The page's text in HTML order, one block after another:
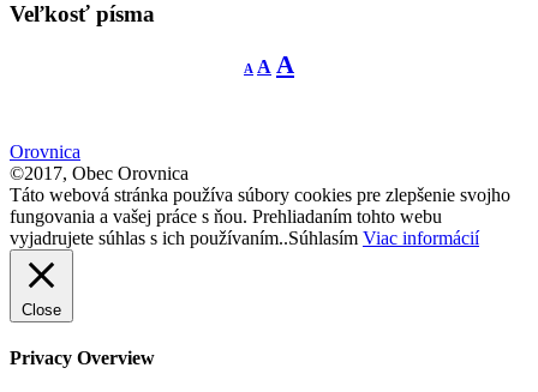
Veľkosť písma
A
Decrease
font
A Reset
font
A
Orovnica
©2017, Obec Orovnica
Táto webová stránka používa súbory cookies pre zlepšenie svojho
fungovania a vašej práce s ňou. Prehliadaním tohto webu
vyjadrujete súhlas s ich používaním..Súhlasím Viac informácií
Close
Privacy Overview